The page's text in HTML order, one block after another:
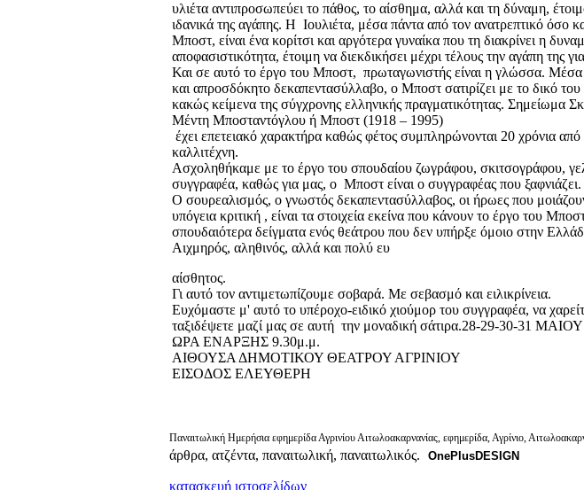
υλιέτα αντιπροσωπεύει το πάθος, το αίσθημα, αλλά και τη δύναμη,
ιδανικά της αγάπης. Η Ιουλιέτα, μέσα πάντα από τον ανατρεπτικό όσο
Μποστ, είναι ένα κορίτσι και αργότερα γυναίκα που τη διακρίνει η
αποφασιστικότητα, έτοιμη να διεκδικήσει μέχρι τέλους την αγάπη της
Και σε αυτό το έργο του Μποστ, πρωταγωνιστής είναι η γλώσσα. Μέσα
και απροσδόκητο δεκαπεντασύλλαβο, ο Μποστ σατιρίζει με το δικό
κακώς κείμενα της σύγχρονης ελληνικής πραγματικότητας. Σημείωμα
Μέντη Μποσταντόγλου ή Μποστ (1918 – 1995)
έχει επετειακό χαρακτήρα καθώς φέτος συμπληρώνονται 20 χρόνια
καλλιτέχνη.
Ασχοληθήκαμε με το έργο του σπουδαίου ζωγράφου, σκιτσογράφου,
συγγραφέα, καθώς για μας, ο Μποστ είναι ο συγγραφέας που ξαφνιάζει.
Ο σουρεαλισμός, ο γνωστός δεκαπεντασύλλαβος, οι ήρωες που
υπόγεια κριτική , είναι τα στοιχεία εκείνα που κάνουν το έργο του
σπουδαιότερα δείγματα ενός θεάτρου που δεν υπήρξε όμοιο στην
Αιχμηρός, αληθινός, αλλά και πολύ ευ
αίσθητος.
Γι αυτό τον αντιμετωπίζουμε σοβαρά. Με σεβασμό και ειλικρίνεια.
Ευχόμαστε μ' αυτό το υπέροχο-ειδικό χιούμορ του συγγραφέα, να
ταξιδέψετε μαζί μας σε αυτή την μοναδική σάτιρα.28-29-30-31
ΩΡΑ ΕΝΑΡΞΗΣ 9.30μ.μ.
ΑΙΘΟΥΣΑ ΔΗΜΟΤΙΚΟΥ ΘΕΑΤΡΟΥ ΑΓΡΙΝΙΟΥ
ΕΙΣΟΔΟΣ ΕΛΕΥΘΕΡΗ
Παναιτωλική Ημερήσια εφημερίδα Αγρινίου Αιτωλοακαρνανίας, εφημερίδα, Αγρίνιο,
άρθρα, ατζέντα, παναιτωλική, παναιτωλικός.
OnePlusDESIGN
κατασκευή ιστοσελίδων